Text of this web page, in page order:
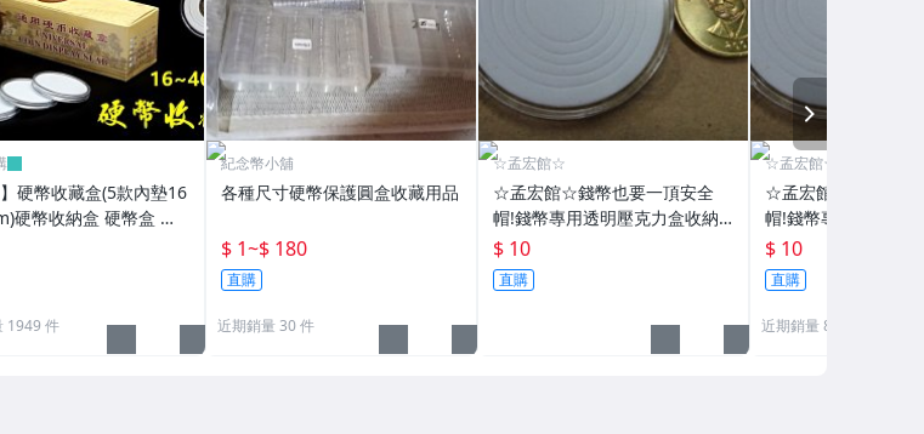
】硬幣收藏盒(5款內墊16
硬幣收納盒 硬幣盒 錢
幣盒 硬幣保護 錢母保
1949 件
紀念幣小舖
各種尺寸硬幣保護圓盒收藏用品
$ 1~$ 180
直購
近期銷量 30 件
☆孟宏館☆
☆孟宏館☆錢幣也要一頂安全
帽!錢幣專用透明壓克力盒收納
保護盒.1枚10元~硬幣收藏盒
$ 10
直購
☆孟宏館☆
☆孟宏館☆錢幣也要
帽!錢幣專用透明壓
保護盒.1枚10元~收
$ 10
直購
近期銷量 830 件